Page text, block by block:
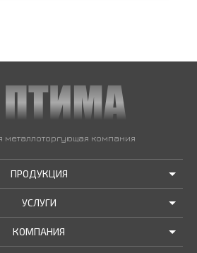
металлоторгующая компания
ПРОДУКЦИЯ
И РАСПРОДАЖИ
ТРУБЫ В НАЛИЧИИ
УСЛУГИ
ДОСТАВКА
КОМПАНИЯ